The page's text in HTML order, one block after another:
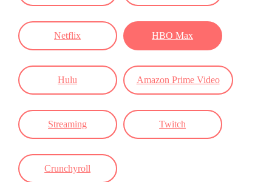
Netflix HBO Max
Hulu Amazon Prime Video
Streaming Twitch
Crunchyroll